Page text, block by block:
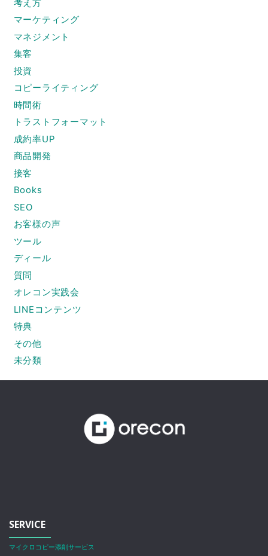
考え方
マーケティング
マネジメント
集客
投資
コピーライティング
時間術
トラストフォーマット
成約率UP
商品開発
接客
Books
SEO
お客様の声
ツール
ディール
質問
オレコン実践会
LINEコンテンツ
特典
その他
未分類
SERVICE
マイクロコピー添削サービス